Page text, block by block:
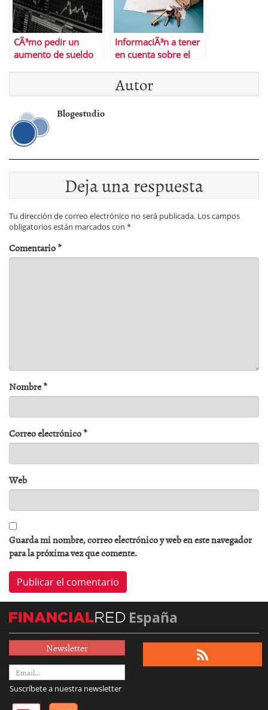
CÃ³mo pedir un
aumento de sueldo
InformaciÃ³n a tener
en cuenta sobre el
exclusividad
Autor
Blogestudio
Deja una respuesta
Tu dirección de correo electrónico no será publicada. Los campos
obligatorios están marcados con *
Comentario*
Nombre*
Correo electrónico*
Web
Guarda mi nombre, correo electrónico y web en este navegador
para la próxima vez que comente.
España
Newsletter
Suscríbete a nuestra newsletter